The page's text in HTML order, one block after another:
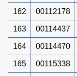
162 00112178
163 00114437
164 00114470
165 00115338